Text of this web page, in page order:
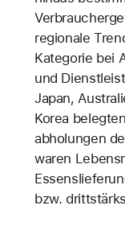
regionale
Kategorie bei
und
Japan,
Korea
abholungen
waren
bzw.